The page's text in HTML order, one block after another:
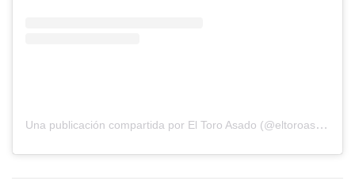
Una publicación compartida por El Toro Asado (@eltoroasadoec)